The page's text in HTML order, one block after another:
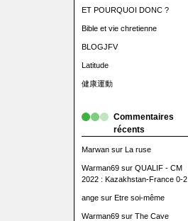
ET POURQUOI DONC ?
Bible et vie chretienne
BLOGJFV
Latitude
健康運動
Commentaires
récents
Marwansur La ruse
Warman69sur QUALIF - CM
2022 : Kazakhstan-France 0-2
angesur Etre soi-même
Warman69sur The Cave